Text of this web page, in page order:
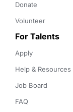
Donate
Volunteer
For Talents
Apply
Help & Resources
Job Board
FAQ